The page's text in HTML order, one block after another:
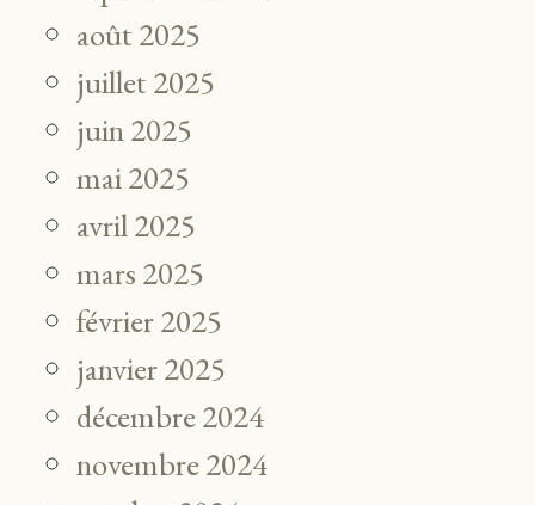
août 2025
juillet 2025
juin 2025
mai 2025
avril 2025
mars 2025
février 2025
janvier 2025
décembre 2024
novembre 2024